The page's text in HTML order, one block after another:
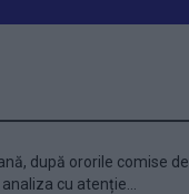
după ororile comise de
cu atenție...